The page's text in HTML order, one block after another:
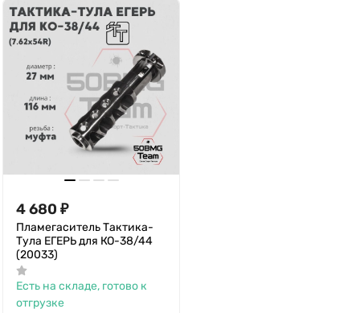
4 680 ₽
Пламегаситель Тактика-
Тула ЕГЕРЬ для КО-38/44
(20033)
Есть на складе, готово к
отгрузке